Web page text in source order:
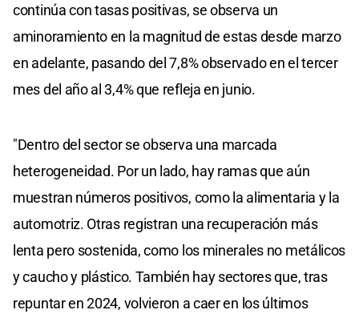
continúa con tasas positivas, se observa un
aminoramiento en la magnitud de estas desde marzo
en adelante, pasando del 7,8% observado en el tercer
mes del año al 3,4% que refleja en junio.
"Dentro del sector se observa una marcada
heterogeneidad. Por un lado, hay ramas que aún
muestran números positivos, como la alimentaria y la
automotriz. Otras registran una recuperación más
lenta pero sostenida, como los minerales no metálicos
y caucho y plástico. También hay sectores que, tras
repuntar en 2024, volvieron a caer en los últimos